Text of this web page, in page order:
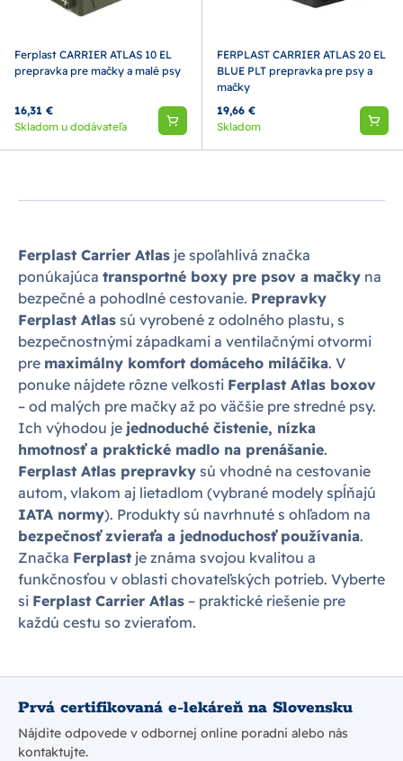
Ferplast CARRIER ATLAS 10 EL
prepravka pre mačky a malé psy
16,31 €
Skladom u dodávateľa
FERPLAST CARRIER ATLAS 20 EL
BLUE PLT prepravka pre psy a
mačky
19,66 €
Skladom
Ferplast Carrier Atlas je spoľahlivá značka
ponúkajúca transportné boxy pre psov a mačky na
bezpečné a pohodlné cestovanie. Prepravky
Ferplast Atlas sú vyrobené z odolného plastu, s
bezpečnostnými západkami a ventilačnými otvormi
pre maximálny komfort domáceho miláčika. V
ponuke nájdete rôzne veľkosti Ferplast Atlas boxov
– od malých pre mačky až po väčšie pre stredné psy.
Ich výhodou je jednoduché čistenie, nízka
hmotnosť a praktické madlo na prenášanie.
Ferplast Atlas prepravky sú vhodné na cestovanie
autom, vlakom aj lietadlom (vybrané modely spĺňajú
IATA normy). Produkty sú navrhnuté s ohľadom na
bezpečnosť zvieraťa a jednoduchosť používania.
Značka Ferplast je známa svojou kvalitou a
funkčnosťou v oblasti chovateľských potrieb. Vyberte
si Ferplast Carrier Atlas – praktické riešenie pre
každú cestu so zvieraťom.
Prvá certifikovaná e-lekáreň na Slovensku
Nájdite odpovede v odbornej online poradni alebo nás
kontaktujte.